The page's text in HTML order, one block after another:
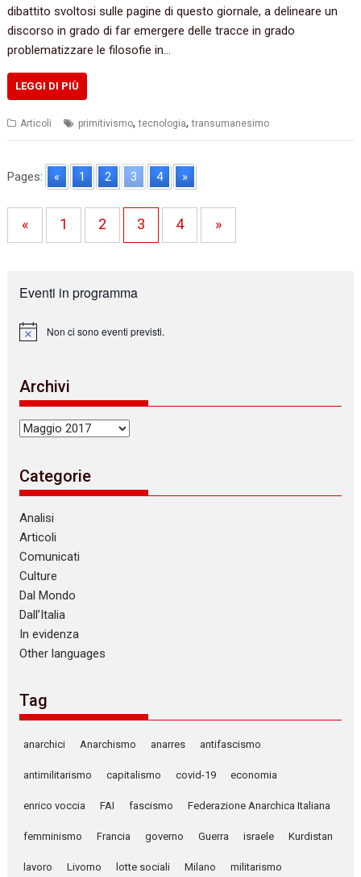
dibattito svoltosi sulle pagine di questo giornale, a delineare un
discorso in grado di far emergere delle tracce in grado
problematizzare le filosofie in…
LEGGI DI PIÙ
Articoli primitivismo,tecnologia,transumanesimo
Pages: « 1 2 3 4 »
« 1 2 3 4 »
Eventi in programma
N
c
e
Non ci sono eventi previsti.
Archivi
Archivi
Categorie
Analisi
Articoli
Comunicati
Culture
Dal Mondo
Dall’Italia
In evidenza
Other languages
Tag
anarchici Anarchismo anarres antifascismo
antimilitarismo capitalismo covid-19 economia
enrico voccia FAI fascismo Federazione Anarchica Italiana
femminismo Francia governo Guerra israele Kurdistan
lavoro Livorno lotte sociali Milano militarismo